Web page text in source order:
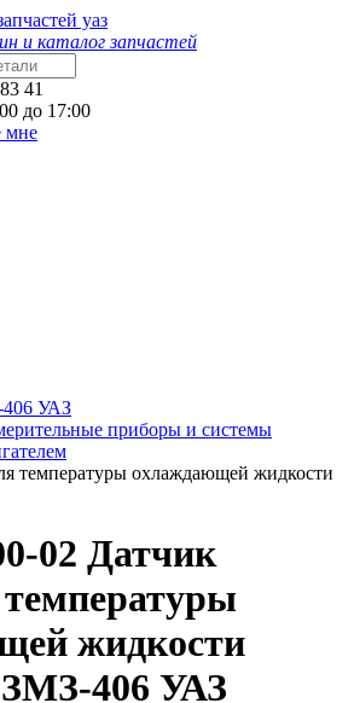
и каталог запчастей
41
до 17:00
мне
406 УАЗ
приборы и системы
температуры охлаждающей жидкости
02 Датчик
температуры
жидкости
406 УАЗ